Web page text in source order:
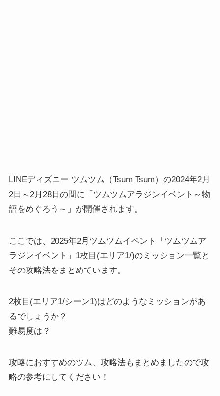
LINEディズニー ツムツム（Tsum Tsum）の2024年2月
2日～2月28日の間に「ツムツムアラジンイベント～物
語をめぐろう～」が開催されます。
ここでは、2025年2月ツムツムイベント「ツムツムア
ラジンイベント」1枚目(エリア1/)のミッション一覧と
その攻略法をまとめています。
2枚目(エリア1/シーン1)はどのようなミッションがあ
るでしょうか？
難易度は？
攻略におすすめのツム、攻略法もまとめましたので攻
略の参考にしてください！